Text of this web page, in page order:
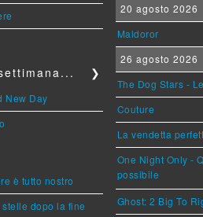
❯
New Day
è tutto nostro
dopo la fine
20 agosto 2026
Maldoror
26 agosto 2026
The Dog Stars -
Couture
La vendetta
One Night Only -
possibile
Ghost: 2 Big To